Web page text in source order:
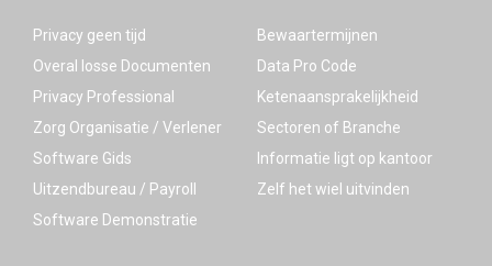
Privacy geen tijd
Overal losse Documenten
Privacy Professional
Zorg Organisatie / Verlener
Software Gids
Uitzendbureau / Payroll
Software Demonstratie
Bewaartermijnen
Data Pro Code
Ketenaansprakelijkheid
Sectoren of Branche
Informatie ligt op kantoor
Zelf het wiel uitvinden